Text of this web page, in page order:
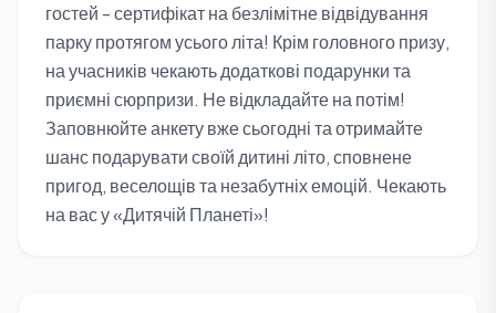
гостей - сертифікат на безлімітне відвідування
парку протягом усього літа! Крім головного призу,
на учасників чекають додаткові подарунки та
приємні сюрпризи. Не відкладайте на потім!
Заповнюйте анкету вже сьогодні та отримайте
шанс подарувати своїй дитині літо, сповнене
пригод, веселощів та незабутніх емоцій. Чекають
на вас у «Дитячій Планеті»!